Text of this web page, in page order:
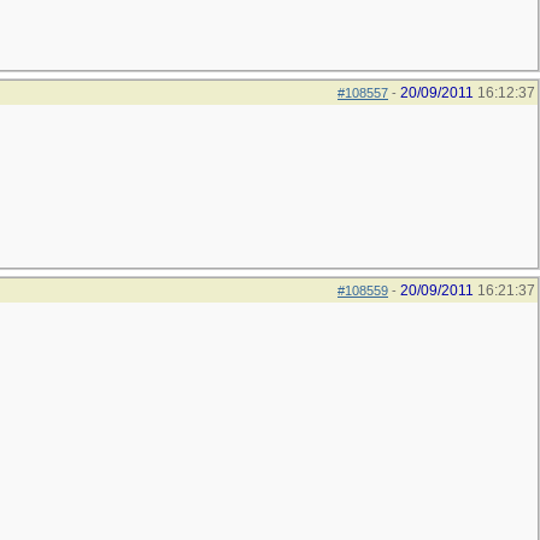
#108557 - 20/09/2011 16:12:37
#108559 - 20/09/2011 16:21:37